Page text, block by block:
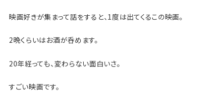
映画好きが集まって話をすると、1度は出てくるこの映画。
2晩くらいはお酒が呑めます。
20年経っても、変わらない面白いさ。
すごい映画です。